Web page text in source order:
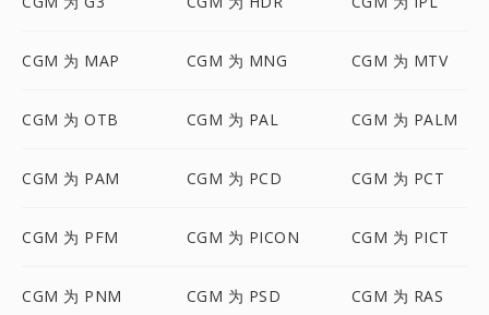
CGM 为 MAP CGM 为 MNG CGM 为 MTV
CGM 为 OTB CGM 为 PAL CGM 为 PALM
CGM 为 PAM CGM 为 PCD CGM 为 PCT
CGM 为 PFM CGM 为 PICON CGM 为 PICT
CGM 为 PNM CGM 为 PSD CGM 为 RAS